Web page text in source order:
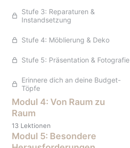
Stufe 3: Reparaturen &
Instandsetzung
Stufe 4: Möblierung & Deko
Stufe 5: Präsentation & Fotografie
Erinnere dich an deine Budget-
Töpfe
Modul 4: Von Raum zu
Raum
13 Lektionen
Modul 5: Besondere